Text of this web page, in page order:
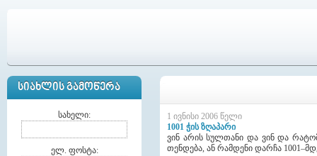
1 ივნისი 2006 წელი
1001 ჭის ზღაპარი
ვინ არის სულთანი და ვინ და
თენდება, ან რამდენი დარჩა
ᲡᲘᲐᲮᲚᲘᲡ ᲒᲐᲛᲝᲬᲔᲠᲐ
სახელი:
ელ. ფოსტა: